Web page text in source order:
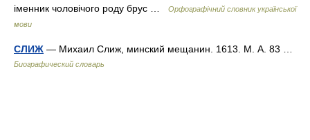
іменник чоловічого роду брус …
Орфографічний словник української
мови
СЛИЖ — Михаил Слиж, минский мещанин. 1613. М. А. 83 …
Биографический словарь